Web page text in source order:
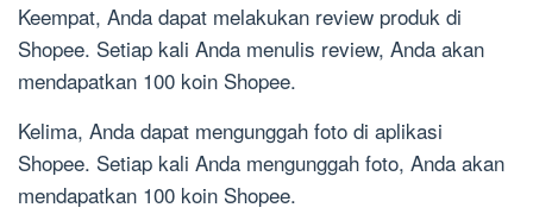
Keempat, Anda dapat melakukan review produk di
Shopee. Setiap kali Anda menulis review, Anda akan
mendapatkan 100 koin Shopee.
Kelima, Anda dapat mengunggah foto di aplikasi
Shopee. Setiap kali Anda mengunggah foto, Anda akan
mendapatkan 100 koin Shopee.